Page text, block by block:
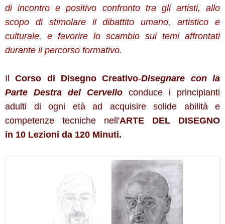
di incontro e positivo confronto tra gli artisti, allo
scopo di stimolare il dibattito umano, artistico e
culturale, e favorire lo scambio sui temi affrontati
durante il percorso formativo.
Il Corso di Disegno Creativo-Disegnare con la
Parte Destra del Cervello conduce i principianti
adulti di ogni età ad acquisire solide abilità e
competenze tecniche nell'ARTE DEL DISEGNO
in 10 Lezioni da 120 Minuti.